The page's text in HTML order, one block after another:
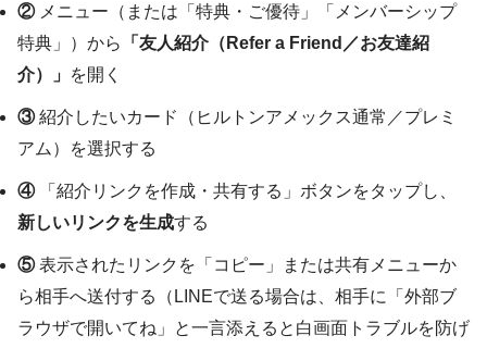
②メニュー（または「特典・ご優待」「メンバーシップ
特典」）から
「友人紹介（Refer a Friend／お友達紹
介）」 を開く
③紹介したいカード（ヒルトンアメックス通常／プレミ
アム）を選択する
④「紹介リンクを作成・共有する」ボタンをタップし、
新しいリンクを生成する
⑤表示されたリンクを「コピー」または共有メニューか
ら相手へ送付する（LINEで送る場合は、相手に「外部ブ
ラウザで開いてね」と一言添えると白画面トラブルを防げ